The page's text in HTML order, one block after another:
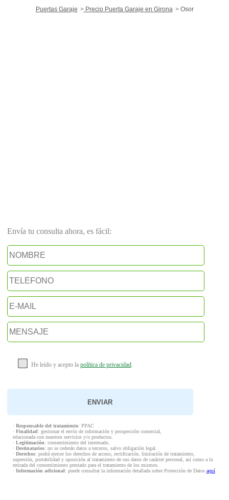
Puertas Garaje Precio Puerta Garaje en Girona Osor
Envía tu consulta ahora, es fácil:
He leído y acepto la política de privacidad.
· Responsable del tratamiento: PPAC
· Finalidad: gestionar el envío de información y prospección comercial,
relacionada con nuestros servicios y/o productos.
· Legitimación: consentimiento del interesado.
· Destinatarios: no se cederán datos a terceros, salvo obligación legal.
· Derechos: podrá ejercer los derechos de acceso, rectificación, limitación de tratamiento,
supresión, portabilidad y oposición al tratamiento de sus datos de carácter personal, así como a la
retirada del consentimiento prestado para el tratamiento de los mismos.
· Información adicional: puede consultar la información detallada sobre Protección de Datos aquí.